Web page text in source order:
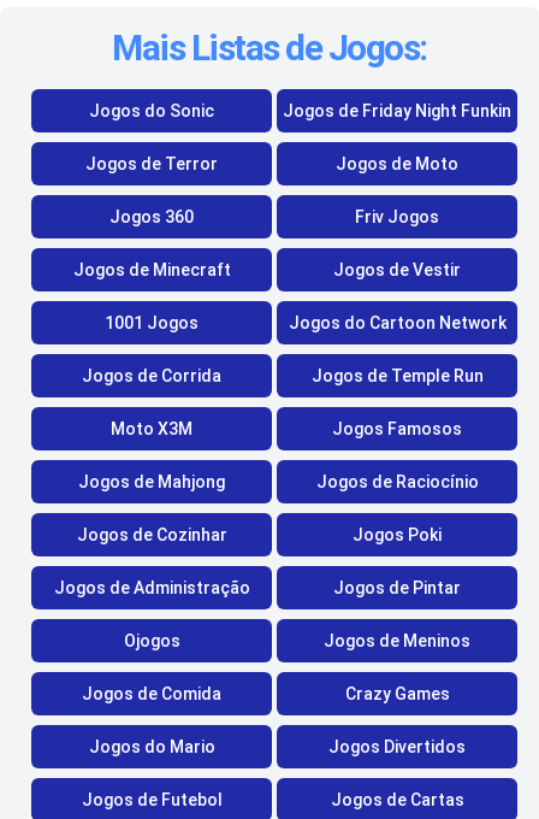
Mais Listas de Jogos:
Jogos do Sonic Jogos de Friday Night Funkin
Jogos de Terror Jogos de Moto
Jogos 360 Friv Jogos
Jogos de Minecraft Jogos de Vestir
1001 Jogos Jogos do Cartoon Network
Jogos de Corrida Jogos de Temple Run
Moto X3M Jogos Famosos
Jogos de Mahjong Jogos de Raciocínio
Jogos de Cozinhar Jogos Poki
Jogos de Administração Jogos de Pintar
Ojogos Jogos de Meninos
Jogos de Comida Crazy Games
Jogos do Mario Jogos Divertidos
Jogos de Futebol Jogos de Cartas